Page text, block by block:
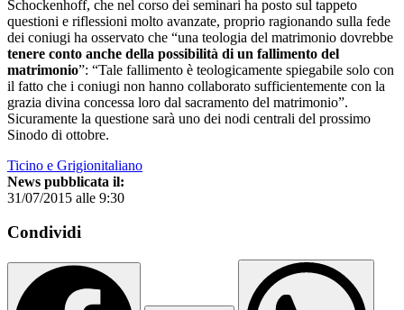
Schockenhoff, che nel corso dei seminari ha posto sul tappeto
questioni e riflessioni molto avanzate, proprio ragionando sulla fede
dei coniugi ha osservato che “una teologia del matrimonio dovrebbe
tenere conto anche della possibilità di un fallimento del
matrimonio”: “Tale fallimento è teologicamente spiegabile solo con
il fatto che i coniugi non hanno collaborato sufficientemente con la
grazia divina concessa loro dal sacramento del matrimonio”.
Sicuramente la questione sarà uno dei nodi centrali del prossimo
Sinodo di ottobre.
Ticino e Grigionitaliano
News pubblicata il:
31/07/2015 alle 9:30
Condividi